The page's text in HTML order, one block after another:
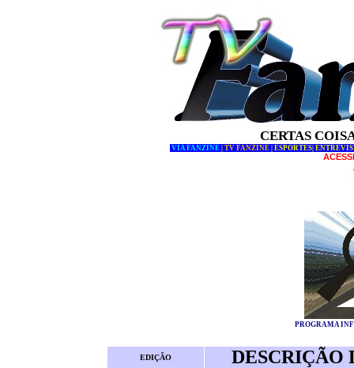
CERTAS
VIA FANZINE TV FANZINE ESPORTES|
PROGRAMA
EDIÇÃO DESCRIÇÃO